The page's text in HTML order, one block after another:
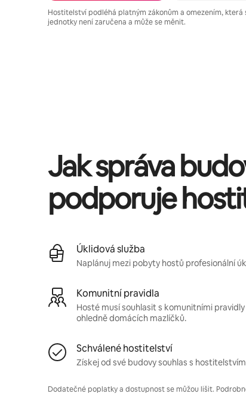
Hostitelství podléhá platným zákonům a omezením,
jednotky není zaručena a může se měnit.
Jak správa
podporuje
Úklidová služba
Naplánuj mezi pobyty hostů profesionální
Komunitní pravidla
Hosté musí souhlasit s komunitními
ohledně domácích mazlíčků.
Schválené hostitelství
Získej od své budovy souhlas s
Dodatečné poplatky a dostupnost se můžou lišit.